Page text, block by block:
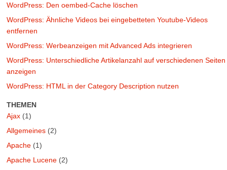
WordPress: Den oembed-Cache löschen
WordPress: Ähnliche Videos bei eingebetteten Youtube-Videos
entfernen
WordPress: Werbeanzeigen mit Advanced Ads integrieren
WordPress: Unterschiedliche Artikelanzahl auf verschiedenen Seiten
anzeigen
WordPress: HTML in der Category Description nutzen
THEMEN
Ajax (1)
Allgemeines (2)
Apache (1)
Apache Lucene (2)